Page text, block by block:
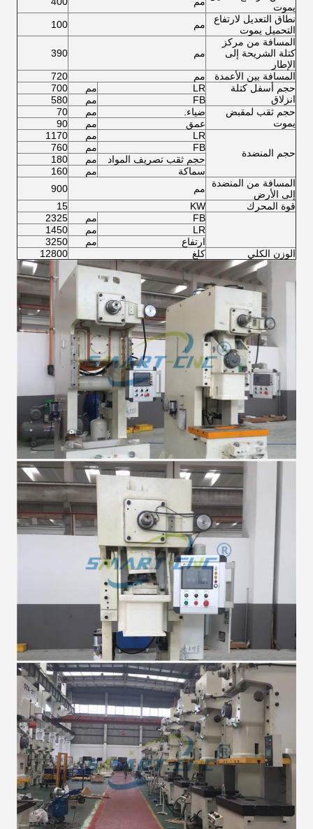
يموت
نطاق التعديل لارتفاع
التحميل يموت
مم
100
المسافة من مركز
كتلة الشريحة إلى
الإطار
مم 390
المسافة بين الأعمدة مم
720
حجم أسفل كتلة
انزلاق
LR مم
700
FB
مم
580
حجم ثقب لمقبض
يموت
ضياء. مم
70
عمق
مم 90
حجم المنضدة
LR مم
1170
FB
مم
760
حجم ثقب تصريف المواد
مم
180
سماكة
مم
160
المسافة من المنضدة
إلى الأرض
مم
900
قوة المحرك
KW
15
FB
مم
2325
LR
مم
1450
ارتفاع
مم
3250
الوزن الكلي
كلغ 12800